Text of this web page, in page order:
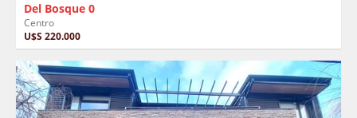
Del Bosque 0
Centro
U$S 220.000